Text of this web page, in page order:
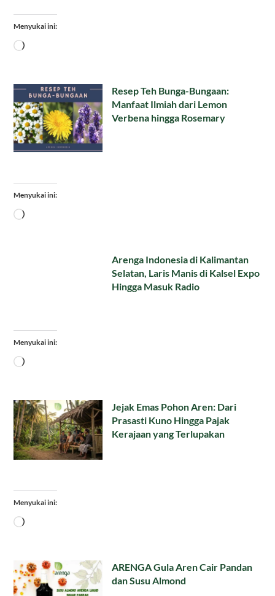
Menyukai ini:
Memuat...
Resep Teh Bunga-Bungaan:
Manfaat Ilmiah dari Lemon
Verbena hingga Rosemary
Menyukai ini:
Memuat...
Arenga Indonesia di Kalimantan
Selatan, Laris Manis di Kalsel Expo
Hingga Masuk Radio
Menyukai ini:
Memuat...
Jejak Emas Pohon Aren: Dari
Prasasti Kuno Hingga Pajak
Kerajaan yang Terlupakan
Menyukai ini:
Memuat...
ARENGA Gula Aren Cair Pandan
dan Susu Almond